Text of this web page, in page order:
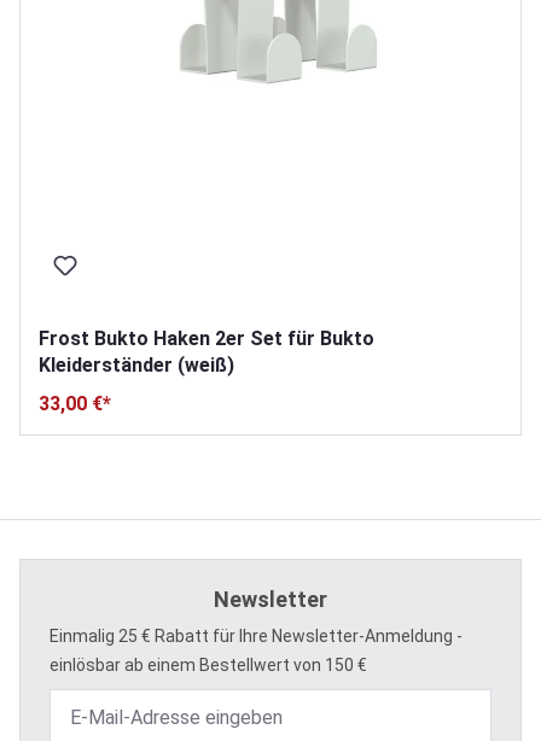
Frost Bukto Haken 2er Set für Bukto
Kleiderständer (weiß)
33,00 €*
Newsletter
Einmalig 25 € Rabatt für Ihre Newsletter-Anmeldung -
einlösbar ab einem Bestellwert von 150 €